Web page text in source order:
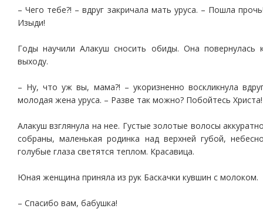
– Чего тебе?! – вдруг закричала мать уруса. – Пошла
Изыди!
Годы научили Алакуш сносить обиды. Она повернулась
выходу.
– Ну, что уж вы, мама?! – укоризненно воскликнула
молодая жена уруса. – Разве так можно? Побойтесь Христа!
Алакуш взглянула на нее. Густые золотые волосы
собраны, маленькая родинка над верхней губой,
голубые глаза светятся теплом. Красавица.
Юная женщина приняла из рук Баскачки кувшин с молоком.
– Спасибо вам, бабушка!